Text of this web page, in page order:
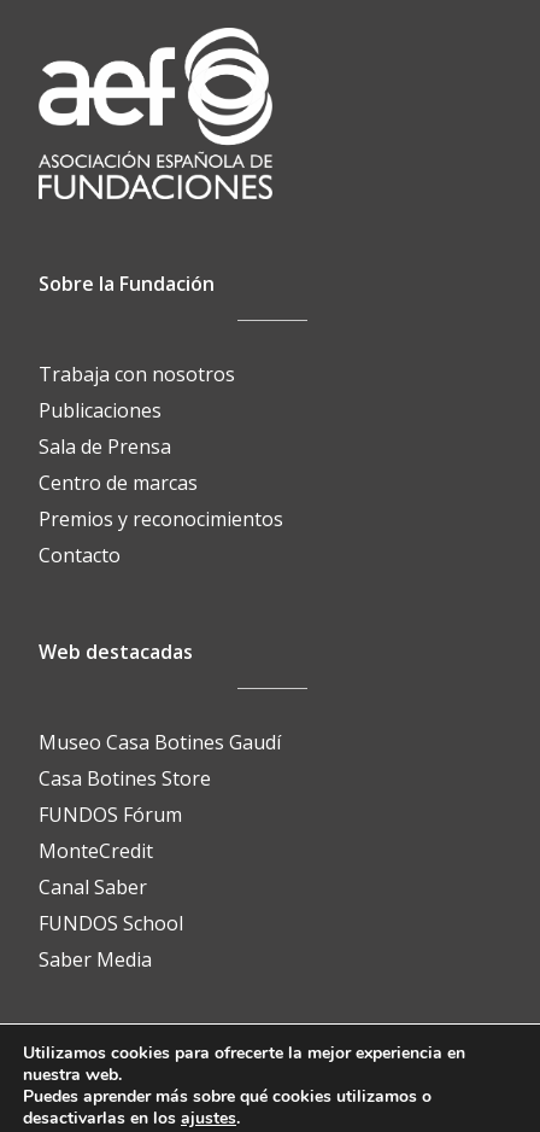
Sobre la Fundación
Trabaja con nosotros
Publicaciones
Sala de Prensa
Centro de marcas
Premios y reconocimientos
Contacto
Web destacadas
Museo Casa Botines Gaudí
Casa Botines Store
FUNDOS Fórum
MonteCredit
Canal Saber
FUNDOS School
Saber Media
Contacto
Utilizamos cookies para ofrecerte la mejor experiencia en
nuestra web.
Puedes aprender más sobre qué cookies utilizamos o
desactivarlas en los ajustes.